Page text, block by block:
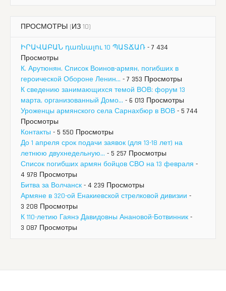
ПРОСМОТРЫ (ИЗ 10)
ԻՐԱՎԱԲԱՆ դառնալու 10 ՊԱՏՃԱՌ - 7 434
Просмотры
К. Арутюнян. Список Воинов-армян, погибших в
героической Обороне Ленин... - 7 353 Просмотры
К сведению занимающихся темой ВОВ: форум 13
марта, организованный Домо... - 6 013 Просмотры
Уроженцы армянского села Сарнахбюр в ВОВ - 5 744
Просмотры
Контакты - 5 550 Просмотры
До 1 апреля срок подачи заявок (для 13-18 лет) на
летнюю двухнедельную... - 5 257 Просмотры
Список погибших армян бойцов СВО на 13 февраля -
4 978 Просмотры
Битва за Волчанск - 4 239 Просмотры
Армяне в 320-ой Енакиевской стрелковой дивизии -
3 208 Просмотры
К 110-летию Гаянэ Давидовны Анановой-Ботвинник -
3 087 Просмотры